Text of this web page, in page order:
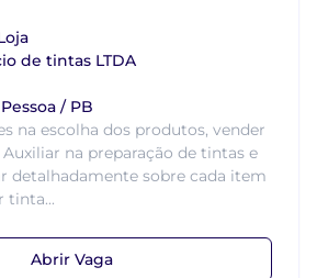
de tintas LTDA
/ PB
na escolha dos produtos, vender
na preparação de tintas e
detalhadamente sobre cada item
tinta...
Abrir Vaga